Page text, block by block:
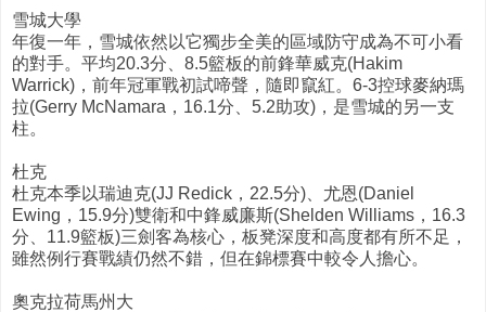
雪城大學
年復一年，雪城依然以它獨步全美的區域防守成為不可小看
的對手。平均20.3分、8.5籃板的前鋒華威克(Hakim
Warrick)，前年冠軍戰初試啼聲，隨即竄紅。6-3控球麥納瑪
拉(Gerry McNamara，16.1分、5.2助攻)，是雪城的另一支
柱。
杜克
杜克本季以瑞迪克(JJ Redick，22.5分)、尤恩(Daniel
Ewing，15.9分)雙衛和中鋒威廉斯(Shelden Williams，16.3
分、11.9籃板)三劍客為核心，板凳深度和高度都有所不足，
雖然例行賽戰績仍然不錯，但在錦標賽中較令人擔心。
奧克拉荷馬州大